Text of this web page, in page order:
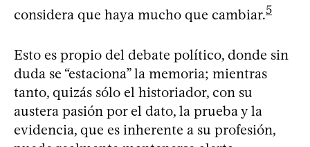
considera que haya mucho que cambiar.5
Esto es propio del debate político, donde sin
duda se “estaciona” la memoria; mientras
tanto, quizás sólo el historiador, con su
austera pasión por el dato, la prueba y la
evidencia, que es inherente a su profesión,